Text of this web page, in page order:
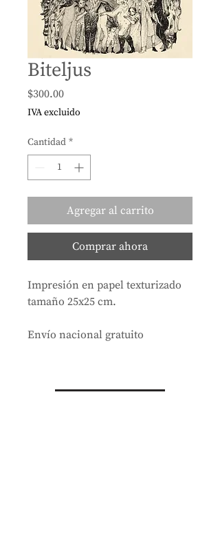
Biteljus
$300.00Precio
IVA excluido
Cantidad *
Agregar al carrito
Comprar ahora
Impresión en papel texturizado
tamaño 25x25 cm.
Envío nacional gratuito